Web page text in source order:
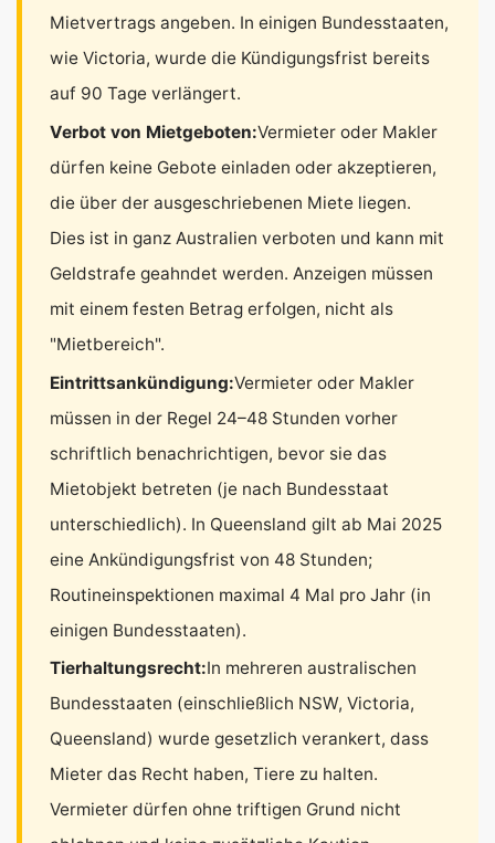
Mietvertrags angeben. In einigen Bundesstaaten,
wie Victoria, wurde die Kündigungsfrist bereits
auf 90 Tage verlängert.
Verbot von Mietgeboten:Vermieter oder Makler
dürfen keine Gebote einladen oder akzeptieren,
die über der ausgeschriebenen Miete liegen.
Dies ist in ganz Australien verboten und kann mit
Geldstrafe geahndet werden. Anzeigen müssen
mit einem festen Betrag erfolgen, nicht als
"Mietbereich".
Eintrittsankündigung:Vermieter oder Makler
müssen in der Regel 24–48 Stunden vorher
schriftlich benachrichtigen, bevor sie das
Mietobjekt betreten (je nach Bundesstaat
unterschiedlich). In Queensland gilt ab Mai 2025
eine Ankündigungsfrist von 48 Stunden;
Routineinspektionen maximal 4 Mal pro Jahr (in
einigen Bundesstaaten).
Tierhaltungsrecht:In mehreren australischen
Bundesstaaten (einschließlich NSW, Victoria,
Queensland) wurde gesetzlich verankert, dass
Mieter das Recht haben, Tiere zu halten.
Vermieter dürfen ohne triftigen Grund nicht